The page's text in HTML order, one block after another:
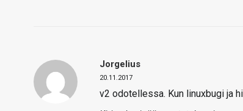
Jorgelius
20.11.2017
v2 odotellessa. Kun linuxbugi ja